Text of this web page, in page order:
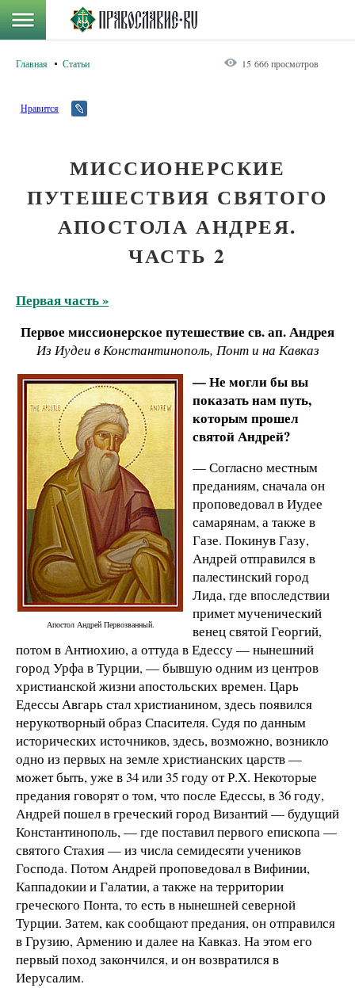
Главная Статьи 15 666 просмотров
Нравится
МИССИОНЕРСКИЕ
ПУТЕШЕСТВИЯ СВЯТОГО
АПОСТОЛА АНДРЕЯ.
ЧАСТЬ 2
Первая часть »
Первое миссионерское путешествие св. ап. Андрея
Из Иудеи в Константинополь, Понт и на Кавказ
Апостол Андрей Первозванный.
— Не могли бы вы
показать нам путь,
которым прошел
святой Андрей?
— Согласно местным
преданиям, сначала он
проповедовал в Иудее
самарянам, а также в
Газе. Покинув Газу,
Андрей отправился в
палестинский город
Лида, где впоследствии
примет мученический
венец святой Георгий,
потом в Антиохию, а оттуда в Едессу — нынешний
город Урфа в Турции, — бывшую одним из центров
христианской жизни апостольских времен. Царь
Едессы Авгарь стал христианином, здесь появился
нерукотворный образ Спасителя. Судя по данным
исторических источников, здесь, возможно, возникло
одно из первых на земле христианских царств —
может быть, уже в 34 или 35 году от Р.Х. Некоторые
предания говорят о том, что после Едессы, в 36 году,
Андрей пошел в греческий город Византий — будущий
Константинополь, — где поставил первого епископа —
святого Стахия — из числа семидесяти учеников
Господа. Потом Андрей проповедовал в Вифинии,
Каппадокии и Галатии, а также на территории
греческого Понта, то есть в нынешней северной
Турции. Затем, как сообщают предания, он отправился
в Грузию, Армению и далее на Кавказ. На этом его
первый поход закончился, и он возвратился в
Иерусалим.